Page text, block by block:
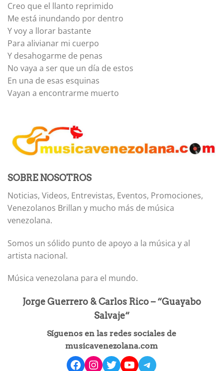
Creo que el llanto reprimido
Me está inundando por dentro
Y voy a llorar bastante
Para alivianar mi cuerpo
Y desahogarme de penas
No vaya a ser que un día de estos
En una de esas esquinas
Vayan a encontrarme muerto
SOBRE NOSOTROS
Noticias, Videos, Entrevistas, Eventos, Promociones,
Venezolanos Brillan y mucho más de música
venezolana.
Somos un sólido punto de apoyo a la música y al
artista nacional.
Música venezolana para el mundo.
Jorge Guerrero & Carlos Rico – “Guayabo
Salvaje“
Síguenos en las redes sociales de
musicavenezolana.com
facebook
instagram
Twitter
YouTube
Telegram